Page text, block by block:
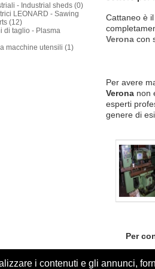
i contenuti e gli annunci,
- Industrial sheds (0)
LEONARD - Sawing
(12)
di taglio - Plasma
macchine utensili (1)
Cattaneo è
Verona con
Per avere
Verona non
esperti
genere di
Per